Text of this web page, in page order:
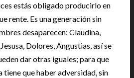
estás obligado producirlo en
rente. Es una generación sin
desaparecen: Claudina,
Dolores, Angustias, así se
dar otras iguales; para que
tiene que haber adversidad, sin